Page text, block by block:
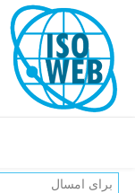
برای امسال